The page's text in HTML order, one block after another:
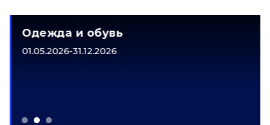
Одежда и обувь
01.05.2026-31.12.2026